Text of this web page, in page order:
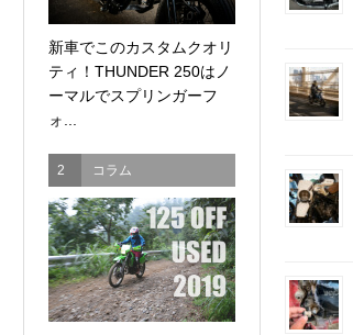
新車でこのカスタムクオリ
ティ！THUNDER 250はノ
ーマルでスプリンガーフ
ォ...
2 コラム